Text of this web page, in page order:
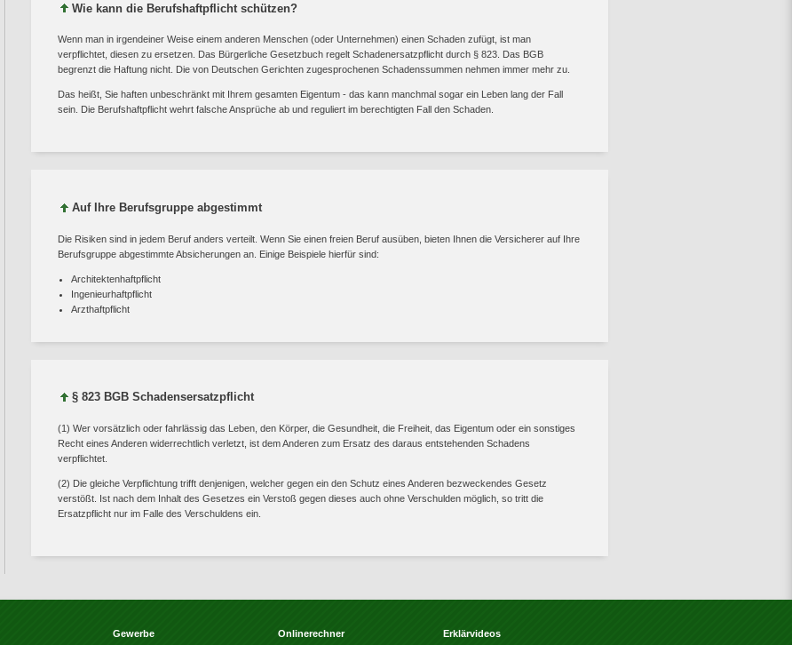
Wie kann die Berufshaftpflicht schützen?
Wenn man in irgendeiner Weise einem anderen Menschen (oder Unternehmen) einen Schaden zufügt, ist man
verpflichtet, diesen zu ersetzen. Das Bürgerliche Gesetzbuch regelt Schadenersatzpflicht durch § 823. Das BGB
begrenzt die Haftung nicht. Die von Deutschen Gerichten zugesprochenen Schadenssummen nehmen immer mehr zu.
Das heißt, Sie haften unbeschränkt mit Ihrem gesamten Eigentum - das kann manchmal sogar ein Leben lang der Fall
sein. Die Berufshaftpflicht wehrt falsche Ansprüche ab und reguliert im berechtigten Fall den Schaden.
Auf Ihre Berufsgruppe abgestimmt
Die Risiken sind in jedem Beruf anders verteilt. Wenn Sie einen freien Beruf ausüben, bieten Ihnen die Versicherer auf Ihre
Berufsgruppe abgestimmte Absicherungen an. Einige Beispiele hierfür sind:
Architektenhaftpflicht
Ingenieurhaftpflicht
Arzthaftpflicht
§ 823 BGB Schadensersatzpflicht
(1) Wer vorsätzlich oder fahrlässig das Leben, den Körper, die Gesundheit, die Freiheit, das Eigentum oder ein sonstiges
Recht eines Anderen widerrechtlich verletzt, ist dem Anderen zum Ersatz des daraus entstehenden Schadens
verpflichtet.
(2) Die gleiche Verpflichtung trifft denjenigen, welcher gegen ein den Schutz eines Anderen bezweckendes Gesetz
verstößt. Ist nach dem Inhalt des Gesetzes ein Verstoß gegen dieses auch ohne Verschulden möglich, so tritt die
Ersatzpflicht nur im Falle des Verschuldens ein.
Gewerbe
Onlinerechner
Erklärvideos